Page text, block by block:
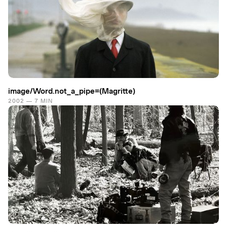
image/Word.​not_a_pipe=(Magritte)
2002 — 7 MIN